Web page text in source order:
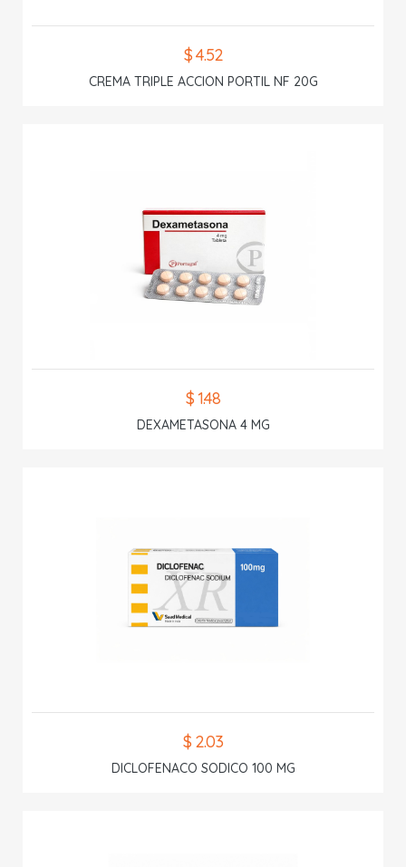
$ 4.52
CREMA TRIPLE ACCION PORTIL NF 20G
$ 1.48
DEXAMETASONA 4 MG
$ 2.03
DICLOFENACO SODICO 100 MG